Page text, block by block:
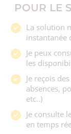
POUR LE
La solution
instantanée
Je peux
les
Je reçois
absences,
etc..)
Je consulte
en temps